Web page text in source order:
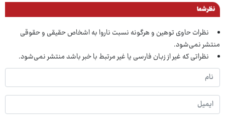
نظر شما
نظرات حاوی توهین و هرگونه نسبت ناروا به اشخاص حقیقی و حقوقی
منتشر نمی‌شود.
نظراتی که غیر از زبان فارسی یا غیر مرتبط با خبر باشد منتشر نمی‌شود.